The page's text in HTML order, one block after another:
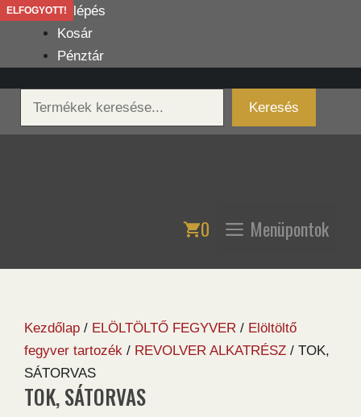
Kilépés
tartalomba
Belépés
Kosár
Pénztár
Keresés
Keresés
0 Menüpontok
Kezdőlap / ELÖLTÖLTŐ FEGYVER / Elöltöltő
fegyver tartozék / REVOLVER ALKATRÉSZ / TOK,
SÁTORVAS
TOK, SÁTORVAS
ELFOGYOTT!
ELFOGYOTT!
ELFOGYOTT!